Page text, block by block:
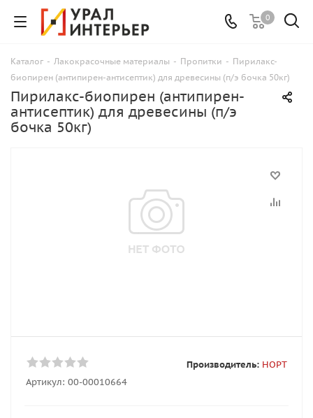
0
Каталог - Лакокрасочные материалы - Пропитки - Пирилакс-
биопирен (антипирен-антисептик) для древесины (п/э бочка 50кг)
Пирилакс-биопирен (антипирен-
антисептик) для древесины (п/э
бочка 50кг)
Артикул: 00-00010664
Производитель: НОРТ